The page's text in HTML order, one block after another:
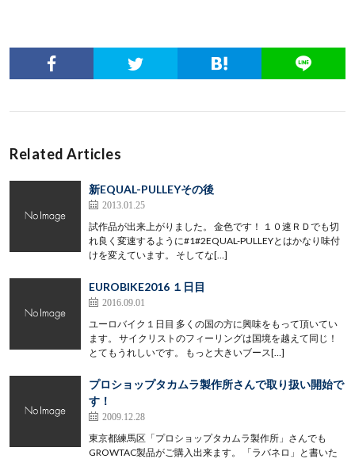
Related Articles
新EQUAL-PULLEYその後
2013.01.25
試作品が出来上がりました。 金色です！ １０速ＲＤでも切
れ良く変速するように#1#2EQUAL-PULLEYとはかなり味付
けを変えています。 そしてな[…]
EUROBIKE2016 １日目
2016.09.01
ユーロバイク１日目 多くの国の方に興味をもって頂いてい
ます。 サイクリストのフィーリングは国境を越えて同じ！
とてもうれしいです。 もっと大きいブース[…]
プロショップタカムラ製作所さんで取り扱い開始で
す！
2009.12.28
東京都練馬区「プロショップタカムラ製作所」さんでも
GROWTAC製品がご購入出来ます。 「ラバネロ」と書いた